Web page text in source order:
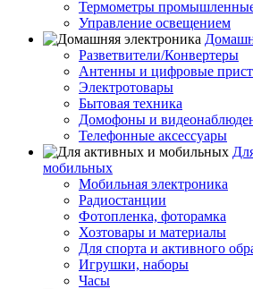
Термометры
Управление освещением
Разветвители/Конвертеры
Антенны и цифровые
Электротовары
Бытовая техника
Домофоны и
Телефонные аксессуары
мобильных
Мобильная электроника
Радиостанции
Фотопленка, фоторамка
Хозтовары и материалы
Для спорта и активного
Игрушки, наборы
Часы